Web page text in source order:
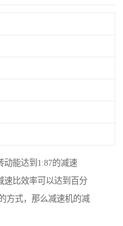
动能达到1:87的减速
速比效率可以达到百分
方式，那么减速机的减